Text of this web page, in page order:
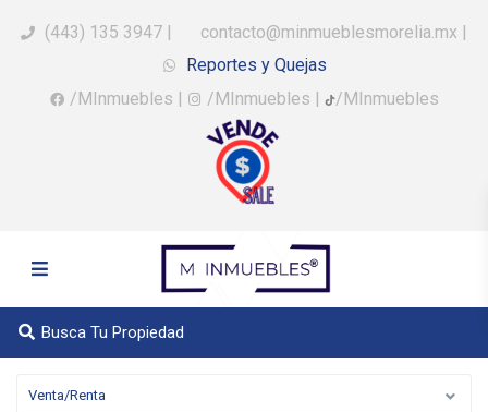
(443) 135 3947 | contacto@minmueblesmorelia.mx |
Reportes y Quejas
/MInmuebles | /MInmuebles | /MInmuebles
Busca Tu Propiedad
Venta/Renta